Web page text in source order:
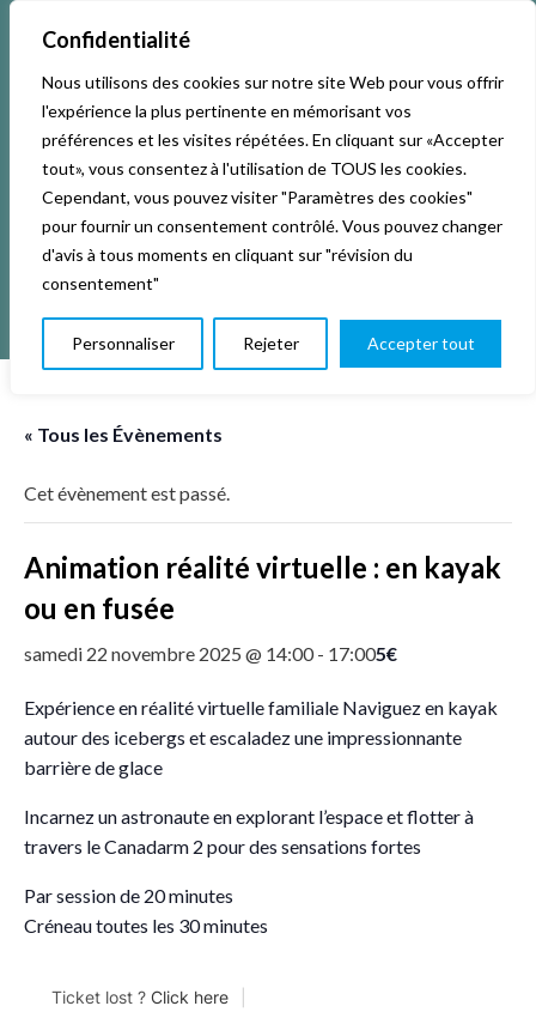
Confidentialité
Nous utilisons des cookies sur notre site Web pour vous offrir
l'expérience la plus pertinente en mémorisant vos
préférences et les visites répétées. En cliquant sur «Accepter
tout», vous consentez à l'utilisation de TOUS les cookies.
Cependant, vous pouvez visiter "Paramètres des cookies"
pour fournir un consentement contrôlé. Vous pouvez changer
d'avis à tous moments en cliquant sur "révision du
consentement"
Personnaliser Rejeter Accepter tout
Accueil Activités & Inscriptions
Événements Studios L’association
La vie de La KAB’ Club
« Tous les Évènements
Cet évènement est passé.
Animation réalité virtuelle : en kayak
ou en fusée
samedi 22 novembre 2025 @ 14:00- 17:005€
Expérience en réalité virtuelle familiale Naviguez en kayak
autour des icebergs et escaladez une impressionnante
barrière de glace
Incarnez un astronaute en explorant l’espace et flotter à
travers le Canadarm 2 pour des sensations fortes
Par session de 20 minutes
Créneau toutes les 30 minutes